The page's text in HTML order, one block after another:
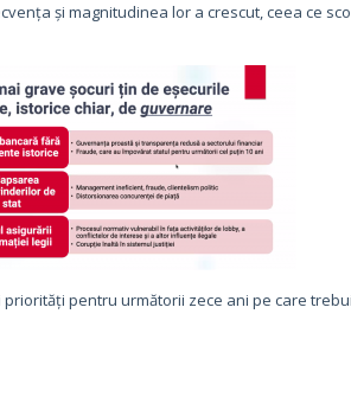
și magnitudinea lor a crescut, ceea ce
pentru următorii zece ani pe care